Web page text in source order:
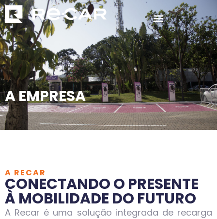
A EMPRESA
A RECAR
CONECTANDO O PRESENTE
À MOBILIDADE DO FUTURO
A Recar é uma solução integrada de recarga